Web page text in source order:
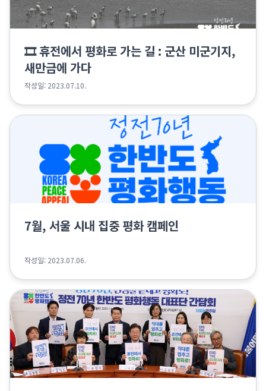
🎞 휴전에서 평화로 가는 길 : 군산 미군기지,
새만금에 가다
작성일: 2023.07.10.
7월, 서울 시내 집중 평화 캠페인
작성일: 2023.07.06.